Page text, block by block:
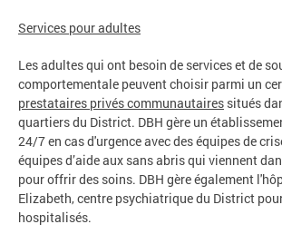
Services pour adultes
Les adultes qui ont besoin de services et de
comportementale peuvent choisir parmi un
prestataires privés communautaires situés
quartiers du District. DBH gère un
24/7 en cas d'urgence avec des équipes de
équipes d’aide aux sans abris qui viennent
pour offrir des soins. DBH gère également
Elizabeth, centre psychiatrique du District
hospitalisés.